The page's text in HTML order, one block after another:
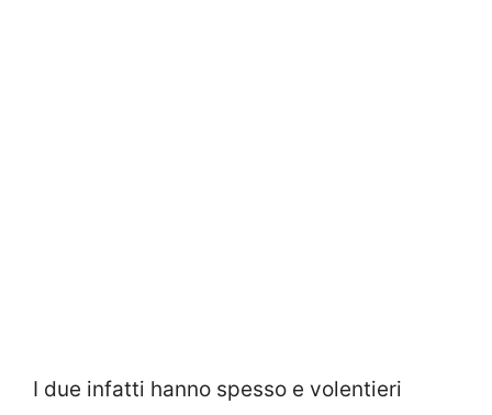
I due infatti hanno spesso e volentieri